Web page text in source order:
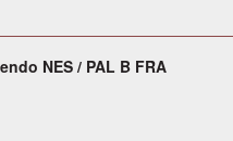
NES / PAL B FRA